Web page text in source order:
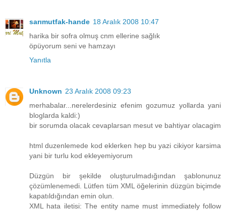
sarımutfak-hande 18 Aralık 2008 10:47
harika bir sofra olmuş cnm ellerine sağlık
öpüyorum seni ve hamzayı
Yanıtla
Unknown 23 Aralık 2008 09:23
merhabalar...nerelerdesiniz efenim gozumuz yollarda yani
bloglarda kaldi:)
bir sorumda olacak cevaplarsan mesut ve bahtiyar olacagim
html duzenlemede kod eklerken hep bu yazi cikiyor karsima
yani bir turlu kod ekleyemiyorum
Düzgün bir şekilde oluşturulmadığından şablonunuz
çözümlenemedi. Lütfen tüm XML öğelerinin düzgün biçimde
kapatıldığından emin olun.
XML hata iletisi: The entity name must immediately follow